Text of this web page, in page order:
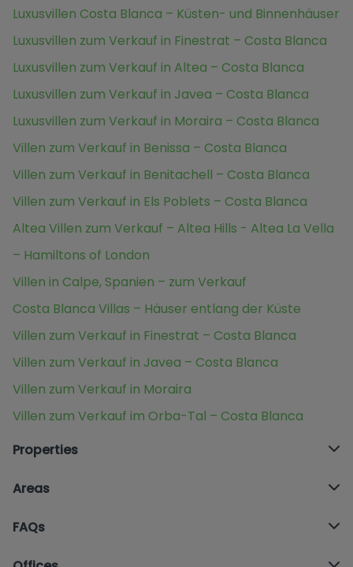
Luxusvillen Costa Blanca – Küsten- und Binnenhäuser
Luxusvillen zum Verkauf in Finestrat – Costa Blanca
Luxusvillen zum Verkauf in Altea – Costa Blanca
Luxusvillen zum Verkauf in Javea – Costa Blanca
Luxusvillen zum Verkauf in Moraira – Costa Blanca
Villen zum Verkauf in Benissa – Costa Blanca
Villen zum Verkauf in Benitachell – Costa Blanca
Villen zum Verkauf in Els Poblets – Costa Blanca
Altea Villen zum Verkauf – Altea Hills - Altea La Vella
– Hamiltons of London
Villen in Calpe, Spanien – zum Verkauf
Costa Blanca Villas – Häuser entlang der Küste
Villen zum Verkauf in Finestrat – Costa Blanca
Villen zum Verkauf in Javea – Costa Blanca
Villen zum Verkauf in Moraira
Villen zum Verkauf im Orba-Tal – Costa Blanca
Properties
Areas
FAQs